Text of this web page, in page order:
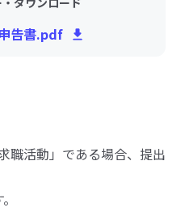
告書.pdf
職活動」である場合、提出